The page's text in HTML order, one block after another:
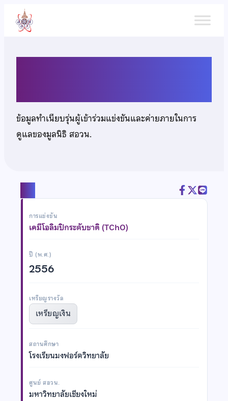
เนื้อหา
ข้อมูลทำเนียบรุ่นผู้เข้าร่วมแข่งขันและค่ายภายในการ
ดูแลของมูลนิธิ สอวน.
การแข่งขัน
เคมีโอลิมปิกระดับชาติ (TChO)
ปี (พ.ศ.)
2556
เหรียญรางวัล
เหรียญเงิน
สถานศึกษา
โรงเรียนมงฟอร์ตวิทยาลัย
ศูนย์ สอวน.
มหาวิทยาลัยเชียงใหม่